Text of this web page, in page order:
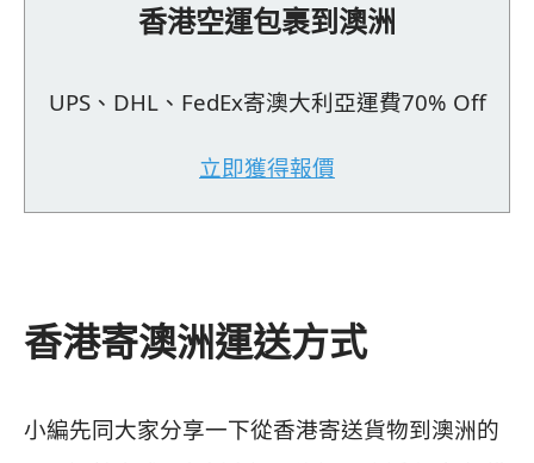
香港空運包裹到澳洲
UPS、DHL、FedEx寄澳大利亞運費70% Off
立即獲得報價
香港寄澳洲運送方式
小編先同大家分享一下從香港寄送貨物到澳洲的